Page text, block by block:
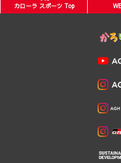
カローラ スポーツ Top